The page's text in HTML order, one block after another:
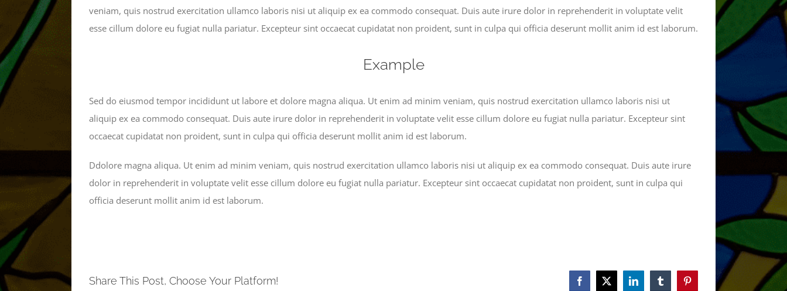
veniam, quis nostrud exercitation ullamco laboris nisi ut aliquip ex ea commodo consequat. Duis aute irure dolor in reprehenderit in voluptate velit
esse cillum dolore eu fugiat nulla pariatur. Excepteur sint occaecat cupidatat non proident, sunt in culpa qui officia deserunt mollit anim id est laborum.
Example
Sed do eiusmod tempor incididunt ut labore et dolore magna aliqua. Ut enim ad minim veniam, quis nostrud exercitation ullamco laboris nisi ut
aliquip ex ea commodo consequat. Duis aute irure dolor in reprehenderit in voluptate velit esse cillum dolore eu fugiat nulla pariatur. Excepteur sint
occaecat cupidatat non proident, sunt in culpa qui officia deserunt mollit anim id est laborum.
Ddolore magna aliqua. Ut enim ad minim veniam, quis nostrud exercitation ullamco laboris nisi ut aliquip ex ea commodo consequat. Duis aute irure
dolor in reprehenderit in voluptate velit esse cillum dolore eu fugiat nulla pariatur. Excepteur sint occaecat cupidatat non proident, sunt in culpa qui
officia deserunt mollit anim id est laborum.
Share This Post, Choose Your Platform! Facebook
X LinkedInTumblrPinterest